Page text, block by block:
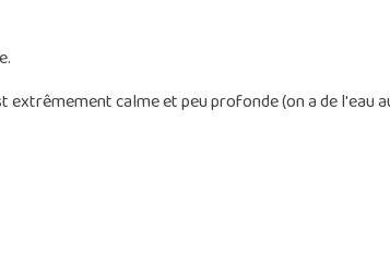
extrêmement calme et peu profonde (on a de l'eau